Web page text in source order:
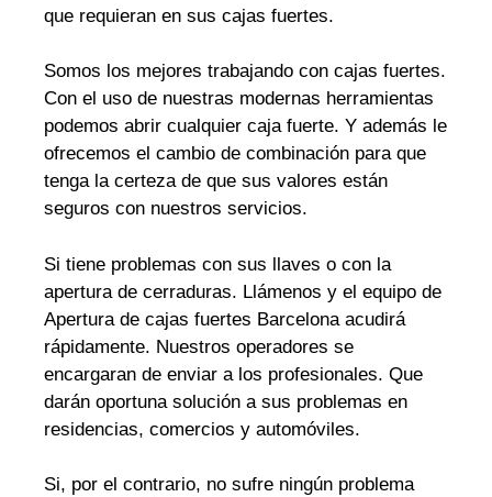
que requieran en sus cajas fuertes.
Somos los mejores trabajando con cajas fuertes.
Con el uso de nuestras modernas herramientas
podemos abrir cualquier caja fuerte. Y además le
ofrecemos el cambio de combinación para que
tenga la certeza de que sus valores están
seguros con nuestros servicios.
Si tiene problemas con sus llaves o con la
apertura de cerraduras. Llámenos y el equipo de
Apertura de cajas fuertes Barcelona acudirá
rápidamente. Nuestros operadores se
encargaran de enviar a los profesionales. Que
darán oportuna solución a sus problemas en
residencias, comercios y automóviles.
Si, por el contrario, no sufre ningún problema